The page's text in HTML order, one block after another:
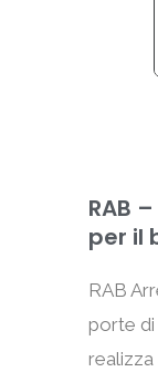
RAB
per il
RAB
porte di